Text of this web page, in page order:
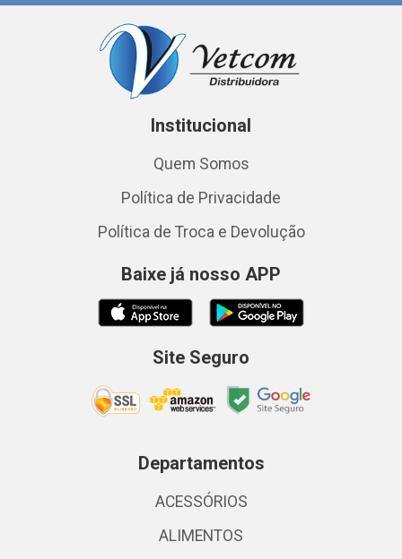
Institucional
Quem Somos
Política de Privacidade
Política de Troca e Devolução
Baixe já nosso APP
Site Seguro
Departamentos
ACESSÓRIOS
ALIMENTOS